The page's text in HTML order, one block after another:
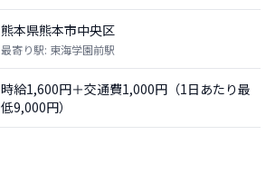
熊本県熊本市中央区
最寄り駅: 東海学園前駅
時給1,600円＋交通費1,000円（1日あたり最
低9,000円）